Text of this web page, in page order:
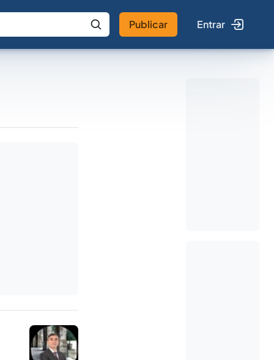
IA Buscar no Jus
Publicar Entrar